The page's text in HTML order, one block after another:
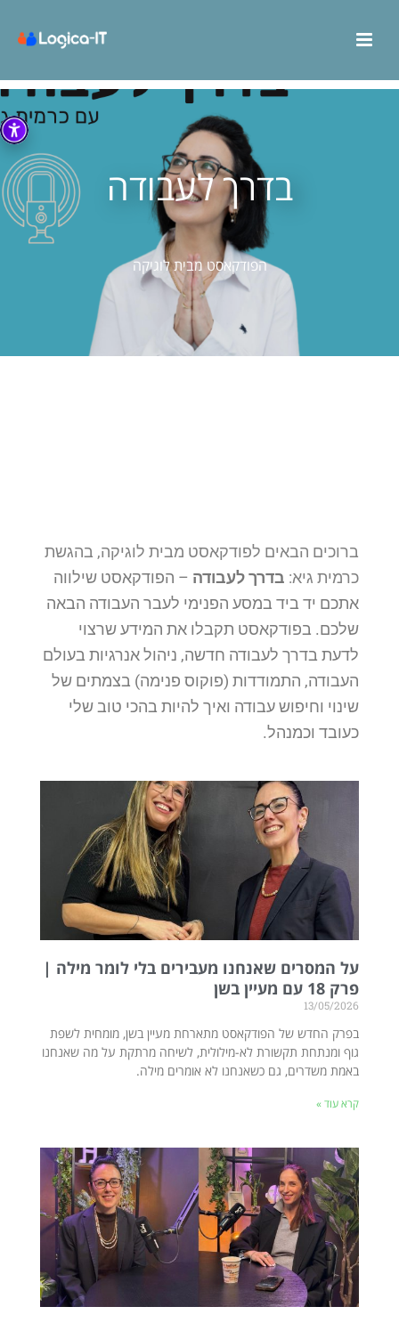
בדרך לעבודה
הפודקאסט מבית לוגיקה
ברוכים הבאים לפודקאסט מבית לוגיקה, בהגשת
כרמית גיא: בדרך לעבודה – הפודקאסט שילווה
אתכם יד ביד במסע הפנימי לעבר העבודה הבאה
שלכם. בפודקאסט תקבלו את המידע שרצוי
לדעת בדרך לעבודה חדשה, ניהול אנרגיות בעולם
העבודה, התמודדות (פוקוס פנימה) בצמתים של
שינוי וחיפוש עבודה ואיך להיות בהכי טוב שלי
כעובד וכמנהל.
על המסרים שאנחנו מעבירים בלי לומר מילה |
פרק 18 עם מעיין בשן
13/05/2026
בפרק החדש של הפודקאסט מתארחת מעיין בשן, מומחית לשפת
גוף ומנתחת תקשורת לא-מילולית, לשיחה מרתקת על מה שאנחנו
באמת משדרים, גם כשאנחנו לא אומרים מילה.
קרא עוד »